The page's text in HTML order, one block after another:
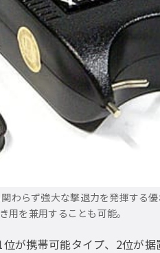
らず強大な撃退力を発揮する
用を兼用することも可能。
が携帯可能タイプ、2位が